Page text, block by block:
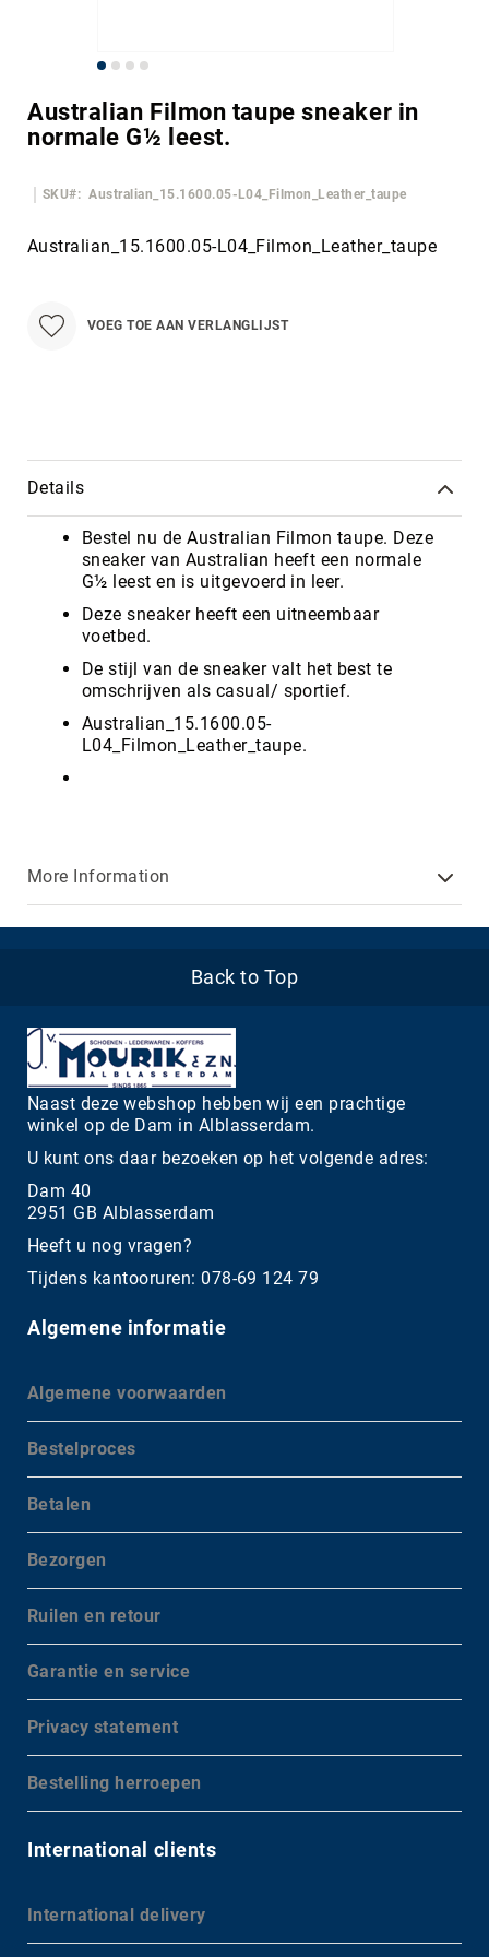
naar
het
begin
de
Australian Filmon taupe sneaker in
normale G½ leest.
SKU Australian_15.1600.05-L04_Filmon_Leather_taupe
Australian_15.1600.05-L04_Filmon_Leather_taupe
VOEG TOE AAN VERLANGLIJST
Details
Bestel nu de Australian Filmon taupe. Deze
sneaker van Australian heeft een normale
G½ leest en is uitgevoerd in leer.
Deze sneaker heeft een uitneembaar
voetbed.
De stijl van de sneaker valt het best te
omschrijven als casual/ sportief.
Australian_15.1600.05-
L04_Filmon_Leather_taupe.
More Information
Back to Top
Naast deze webshop hebben wij een prachtige
winkel op de Dam in Alblasserdam.
U kunt ons daar bezoeken op het volgende adres:
Dam 40
2951 GB Alblasserdam
Heeft u nog vragen?
Tijdens kantooruren: 078-69 124 79
Algemene informatie
Algemene voorwaarden
Bestelproces
Betalen
Bezorgen
Ruilen en retour
Garantie en service
Privacy statement
Bestelling herroepen
International clients
International delivery